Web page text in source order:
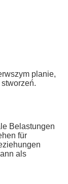
Belastungen
für
als